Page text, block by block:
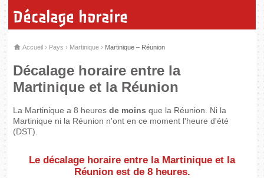
Décalage horaire
Accueil › Pays › Martinique › Martinique – Réunion
Décalage horaire entre la
Martinique et la Réunion
La Martinique a 8 heuresde moins que la Réunion. Ni la
Martinique ni la Réunion n'ont en ce moment l'heure d'été
(DST).
Le décalage horaire entre la Martinique et la
Réunion est de 8 heures.